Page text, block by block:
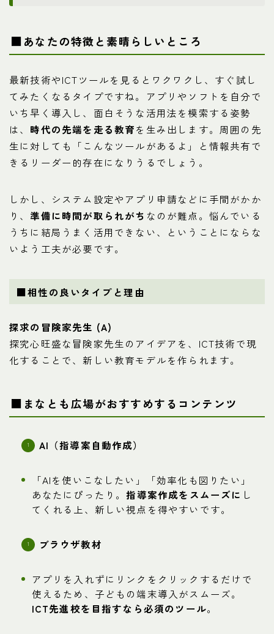
■あなたの特徴と素晴らしいところ
最新技術やICTツールを見るとワクワクし、すぐ試し
てみたくなるタイプですね。アプリやソフトを自分で
いち早く導入し、面白そうな活用法を模索する姿勢
は、 時代の先端を走る教育を生み出します。周囲の先
生に対しても「こんなツールがあるよ」と情報共有で
きるリーダー的存在になりうるでしょう。
しかし、システム設定やアプリ申請などに手間がかか
り、 準備に時間が取られがち なのが難点。悩んでいる
うちに結局うまく活用できない、ということにならな
いよう工夫が必要です。
■相性の良いタイプと理由
探求の冒険家先生 (A)
探究心旺盛な冒険家先生のアイデアを、ICT技術で現
化することで、新しい教育モデルを作られます。
■まなとも広場がおすすめするコンテンツ
AI（指導案自動作成）
「AIを使いこなしたい」「効率化も図りたい」
あなたにぴったり。指導案作成をスムーズに し
てくれる上、新しい視点を得やすいです。
ブラウザ教材
アプリを入れずにリンクをクリックするだけで
使えるため、子どもの端末導入がスムーズ。
ICT先進校を目指すなら必須のツール。